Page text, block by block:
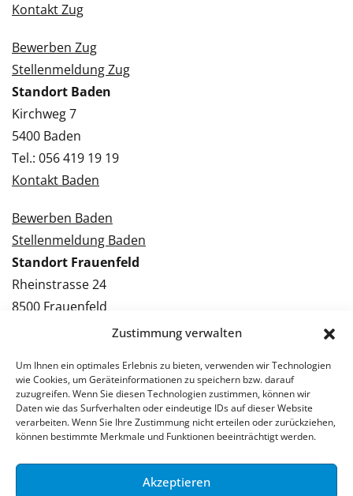
Zustimmung verwalten
Um Ihnen ein optimales Erlebnis zu bieten, verwenden wir Technologien
wie Cookies, um Geräteinformationen zu speichern bzw. darauf
zuzugreifen. Wenn Sie diesen Technologien zustimmen, können wir
Daten wie das Surfverhalten oder eindeutige IDs auf dieser Website
verarbeiten. Wenn Sie Ihre Zustimmung nicht erteilen oder zurückziehen,
können bestimmte Merkmale und Funktionen beeinträchtigt werden.
Akzeptieren
Kontakt Zug
Bewerben Zug
Stellenmeldung Zug
Standort Baden
Kirchweg 7
5400 Baden
Tel.: 056 419 19 19
Kontakt Baden
Bewerben Baden
Stellenmeldung Baden
Standort Frauenfeld
Rheinstrasse 24
8500 Frauenfeld
Tel.: 052 224 09 09
Bewerben Frauenfeld
Stellenmeldung Frauenfeld
© 2026 Stellenpartner AG